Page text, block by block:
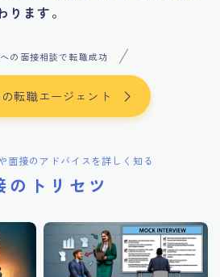
ます。
の面接相談で転職成功
転職エージェント
面接のアドバイスを詳しく知る
のトリセツ